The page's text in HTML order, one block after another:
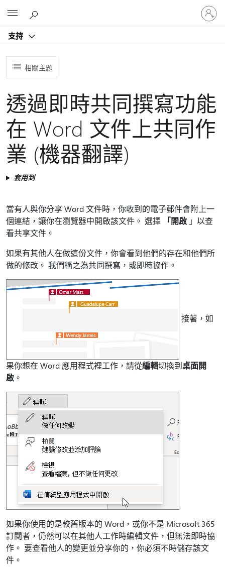
支持
登
入
您
相關主題
透過即時共同撰寫功能
在 Word 文件上共同作
業 (機器翻譯)
套用到
當有人與你分享 Word 文件時，你收到的電子郵件會附上一
個連結，讓你在瀏覽器中開啟該文件。 選擇
「開啟 」以查
看共享文件。
如果有其他人在做這份文件，你會看到他們的存在和他們所
做的修改。 我們稱之為共同撰寫，或即時協作。
接著，如
果你想在 Word 應用程式裡工作，請從編輯切換到桌面開
啟 。
如果你使用的是較舊版本的 Word，或你不是 Microsoft 365
訂閱者，仍然可以在其他人工作時編輯文件，但無法即時協
作。 要查看他人的變更並分享你的，你必須不時儲存該文
件。